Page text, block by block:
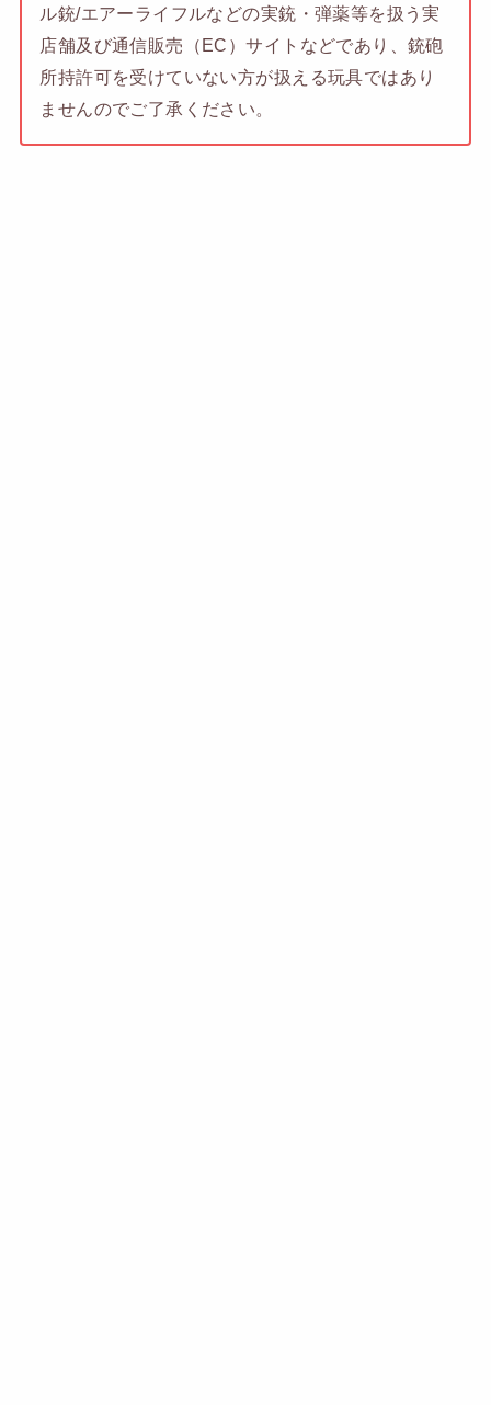
ル銃/エアーライフルなどの実銃・弾薬等を扱う実
店舗及び通信販売（EC）サイトなどであり、銃砲
所持許可を受けていない方が扱える玩具ではあり
ませんのでご了承ください。